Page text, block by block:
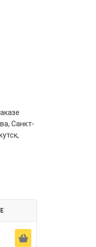
Санкт-
Ä